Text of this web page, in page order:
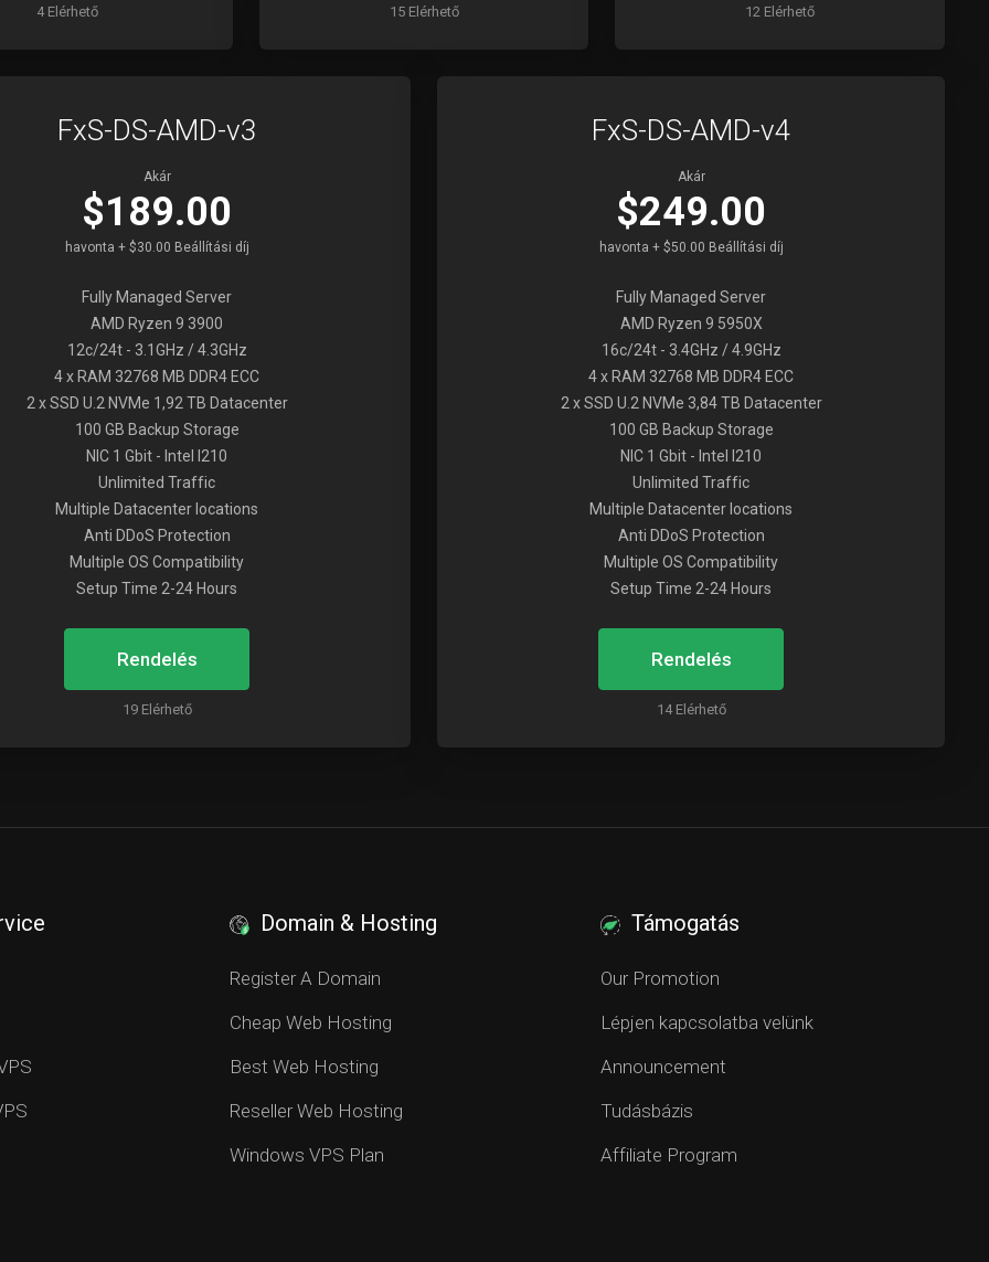
4 Elérhető 15 Elérhető 12 Elérhető
FxS-DS-AMD-v3
Akár
$189.00
havonta + $30.00 Beállítási díj
Fully Managed Server
AMD Ryzen 9 3900
12c/24t - 3.1GHz / 4.3GHz
4 x RAM 32768 MB DDR4 ECC
2 x SSD U.2 NVMe 1,92 TB Datacenter
100 GB Backup Storage
NIC 1 Gbit - Intel I210
Unlimited Traffic
Multiple Datacenter locations
Anti DDoS Protection
Multiple OS Compatibility
Setup Time 2-24 Hours
Rendelés
19 Elérhető
FxS-DS-AMD-v4
Akár
$249.00
havonta + $50.00 Beállítási díj
Fully Managed Server
AMD Ryzen 9 5950X
16c/24t - 3.4GHz / 4.9GHz
4 x RAM 32768 MB DDR4 ECC
2 x SSD U.2 NVMe 3,84 TB Datacenter
100 GB Backup Storage
NIC 1 Gbit - Intel I210
Unlimited Traffic
Multiple Datacenter locations
Anti DDoS Protection
Multiple OS Compatibility
Setup Time 2-24 Hours
Rendelés
14 Elérhető
Domain & Hosting
Register A Domain
Cheap Web Hosting
Best Web Hosting
Reseller Web Hosting
Windows VPS Plan
Támogatás
Our Promotion
Lépjen kapcsolatba velünk
Announcement
Tudásbázis
Affiliate Program